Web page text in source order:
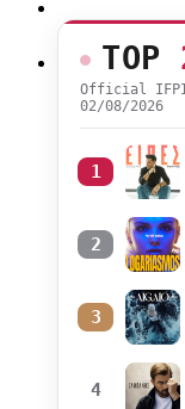
TOP
Official IFPI
02/08/2026
1
2
3
4